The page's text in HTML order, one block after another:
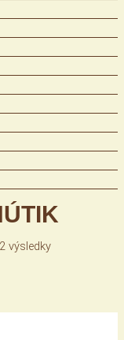
výsledky